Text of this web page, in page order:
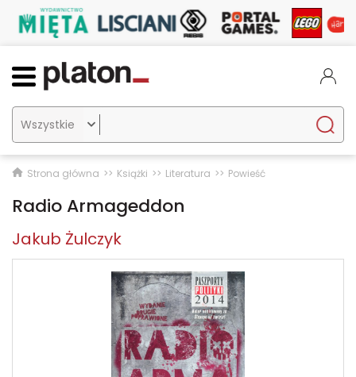

Strona główna Książki Literatura Powieść
Radio Armageddon
Jakub Żulczyk